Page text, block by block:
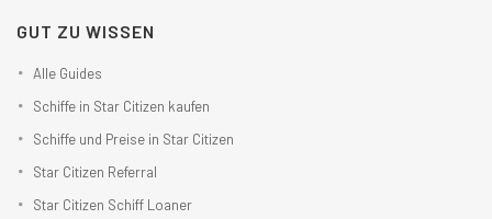
GUT ZU WISSEN
Alle Guides
Schiffe in Star Citizen kaufen
Schiffe und Preise in Star Citizen
Star Citizen Referral
Star Citizen Schiff Loaner